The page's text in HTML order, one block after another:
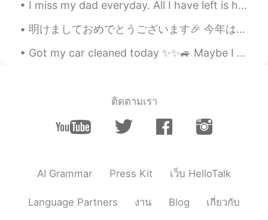
I miss my dad everyday. All I have left is his voice messages and pictures. I feel like a huge pa...
明けましておめでとうございます🎉 今年は最高の年になりますように☺☺ 私が、今日頑張って描いた年賀状😂😂 4枚しか描いてないけど、めっちゃ疲れた😂😂 来年からもう絵がある年賀状買った方は良いかな笑笑
Got my car cleaned today ✨✨🚙 Maybe I should go somewhere?? 🤔🤔 A dónde quiero ir? Nur du weißt ...
ติดตามเรา
AI Grammar Press Kit เว็บ HelloTalk
Language Partners งาน Blog เกี่ยวกับ